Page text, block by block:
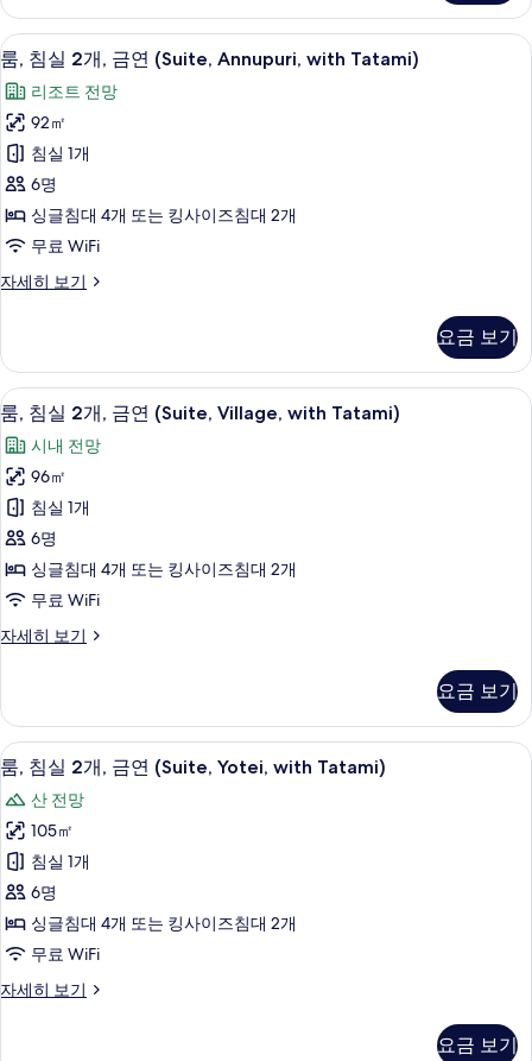
Tatami)
사
진
모
두
보
기
개,
금
연
(Suite,
Courtyard,
with
Tatami)
자
세
히
보
기
룸,
침
실
2
개,
금
연
(Suite,
Annupuri,
사
진
모
두
보
기
룸, 침실 2개, 금연 (Suite, Annupuri,
5
룸, 침실 2개, 금연 (Suite, Annupuri, with Tatami)
리조트 전망
92㎡
침실 1개
6명
싱글침대 4개 또는 킹사이즈침대 2개
무료 WiFi
자세히 보기
룸,
개,
금
연
(Suite,
Annupuri,
with
Tatami)
자
세
히
보
기
요금 보기
룸,
침
실
2
개,
금
연
(Suite,
Village,
사
진
모
두
보
기
룸, 침실 2개, 금연 (Suite, Village,
4
룸, 침실 2개, 금연 (Suite, Village, with Tatami)
시내 전망
96㎡
침실 1개
6명
싱글침대 4개 또는 킹사이즈침대 2개
무료 WiFi
자세히 보기
룸,
개,
금
연
(Suite,
Village,
with
Tatami)
자
세
히
보
기
요금 보기
룸,
침
실
2
개,
금
연
(Suite,
Yotei,
룸, 침실 2개, 금연 (Suite, Yotei, with
5
룸, 침실 2개, 금연 (Suite, Yotei, with Tatami)
산 전망
105㎡
침실 1개
6명
싱글침대 4개 또는 킹사이즈침대 2개
무료 WiFi
자세히 보기
룸,
요금 보기